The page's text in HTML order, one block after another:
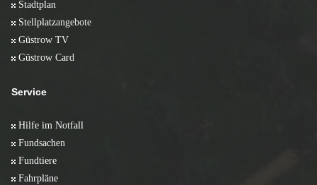
Stadtplan
Stellplatzangebote
Güstrow TV
Güstrow Card
Service
Hilfe im Notfall
Fundsachen
Fundtiere
Fahrpläne